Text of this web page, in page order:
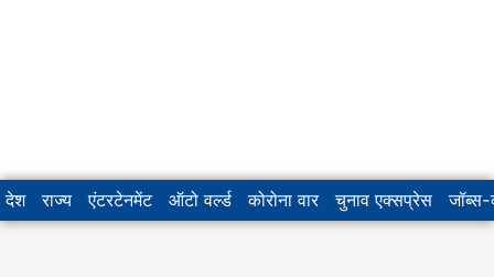
देश राज्य एंटरटेनमेंट ऑटो वर्ल्ड कोरोना वार चुनाव एक्सप्रेस जॉब्स-